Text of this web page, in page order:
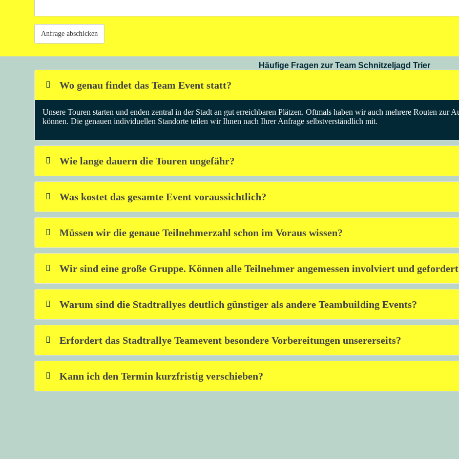
Häufige Fragen zur Team Schnitzeljagd Trier
Wo genau findet das Team Event statt?
Unsere Touren starten und enden zentral in der Stadt an gut erreichbaren Plätzen. Oftmals haben wir auch mehrere Routen zur
können. Die genauen individuellen Standorte teilen wir Ihnen nach Ihrer Anfrage selbstverständlich mit.
Wie lange dauern die Touren ungefähr?
Was kostet das gesamte Event voraussichtlich?
Müssen wir die genaue Teilnehmerzahl schon im Voraus wissen?
Wir sind eine große Gruppe. Können alle Teilnehmer angemessen involviert und
Warum sind die Stadtrallyes deutlich günstiger als andere Teambuilding Events?
Erfordert das Stadtrallye Teamevent besondere Vorbereitungen unsererseits?
Kann ich den Termin kurzfristig verschieben?